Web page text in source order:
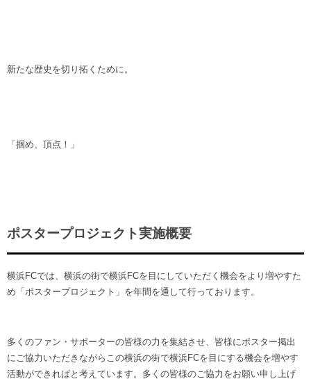
新たな歴史を切り拓くために。
「掴め、頂点！」
ポスタープロジェクト実施概要
横浜FCでは、横浜の街で横浜FCを目にしていただく機会をより増やすた
め「ポスタープロジェクト」を年間を通して行っております。
多くのファン・サポーターの皆様の力を集結させ、皆様にポスター掲出
にご協力いただきながらこの横浜の街で横浜FCを目にする機会を増やす
活動ができればと考えています。多くの皆様のご協力をお願い申し上げ